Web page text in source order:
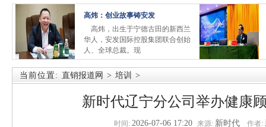
高炜：创业故事铸安发
高炜，出生于宁德古田的新西兰
华人，安发国际控股集团联合创始
人、全球总裁。现
当前位置: 直销报道网 > 培训 >
新时代辽宁分公司举办健康
时间: 2026-07-06 17:20 来源: 新时代 作者: